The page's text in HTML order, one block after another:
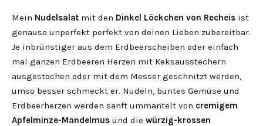
Mein Nudelsalat mit den Dinkel Löckchen von Recheis ist
genauso unperfekt perfekt von deinen Lieben zubereitbar.
Je inbrünstiger aus dem Erdbeerscheiben oder einfach
mal ganzen Erdbeeren Herzen mit Keksausstechern
ausgestochen oder mit dem Messer geschnitzt werden,
umso besser schmeckt er. Nudeln, buntes Gemüse und
Erdbeerherzen werden sanft ummantelt von cremigem
Apfelminze-Mandelmus und die würzig-krossen